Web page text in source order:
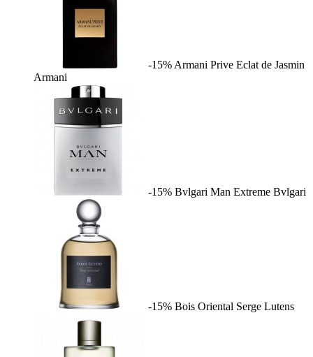
-15% Armani Prive Eclat de Jasmin
Armani
-15% Bvlgari Man Extreme Bvlgari
-15% Bois Oriental Serge Lutens